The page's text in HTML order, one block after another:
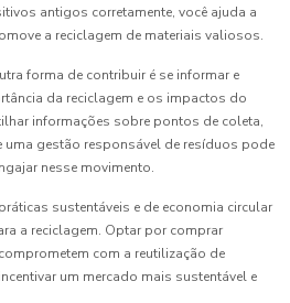
antigos corretamente, você ajuda a
a reciclagem de materiais valiosos.
forma de contribuir é se informar e
da reciclagem e os impactos do
informações sobre pontos de coleta,
uma gestão responsável de resíduos pode
nesse movimento.
sustentáveis e de economia circular
a reciclagem. Optar por comprar
com a reutilização de
um mercado mais sustentável e